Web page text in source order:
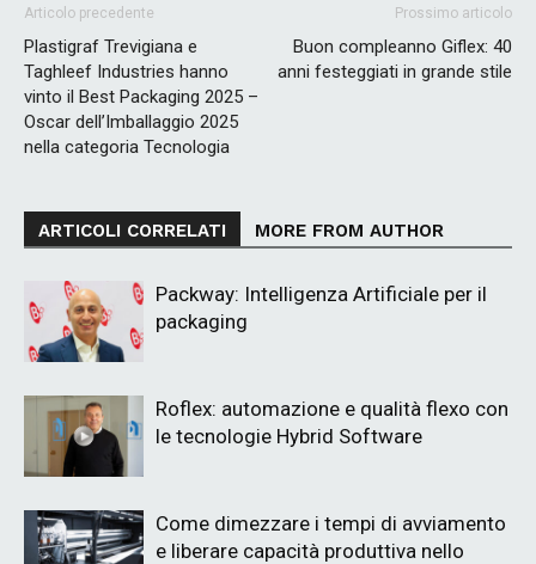
Articolo precedente
Plastigraf Trevigiana e
Taghleef Industries hanno
vinto il Best Packaging 2025 –
Oscar dell’Imballaggio 2025
nella categoria Tecnologia
Prossimo articolo
Buon compleanno Giflex: 40
anni festeggiati in grande stile
ARTICOLI CORRELATI MORE FROM AUTHOR
Packway: Intelligenza Artificiale per il
packaging
Roflex: automazione e qualità flexo con
le tecnologie Hybrid Software
Come dimezzare i tempi di avviamento
e liberare capacità produttiva nello